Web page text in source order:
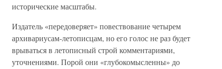
исторические масштабы.
Издатель «передоверяет» повествование четырем
архивариусам-летописцам, но его голос не раз будет
врываться в летописный строй комментариями,
уточнениями. Порой они «глубокомысленны» до